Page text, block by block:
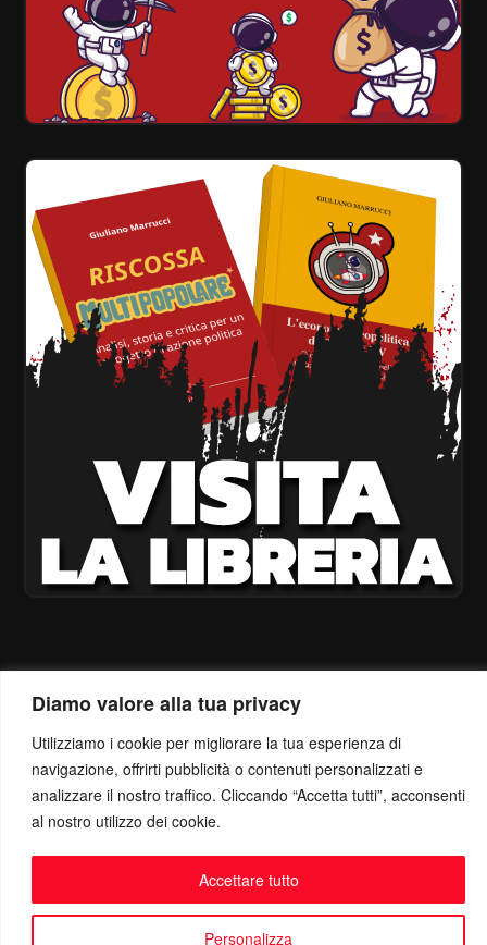
Diamo valore alla tua privacy
Utilizziamo i cookie per migliorare la tua esperienza di
navigazione, offrirti pubblicità o contenuti personalizzati e
analizzare il nostro traffico. Cliccando “Accetta tutti”, acconsenti
al nostro utilizzo dei cookie.
Personalizza
Accettare tutto